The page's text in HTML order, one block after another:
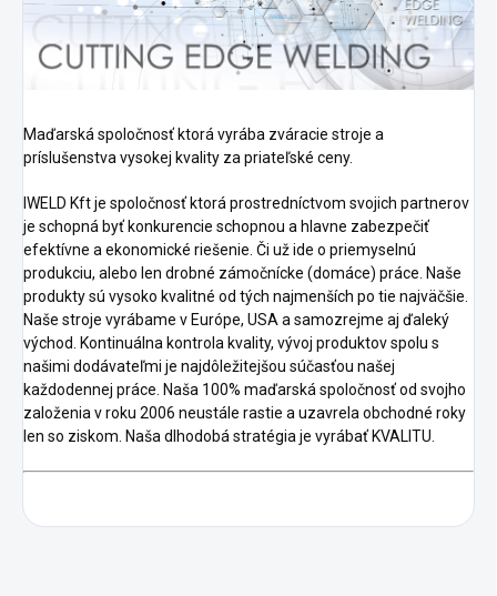
Maďarská spoločnosť ktorá vyrába zváracie stroje a
príslušenstva vysokej kvality za priateľské ceny.
IWELD Kft je spoločnosť ktorá prostredníctvom svojich partnerov
je schopná byť konkurencie schopnou a hlavne zabezpečiť
efektívne a ekonomické riešenie. Či už ide o priemyselnú
produkciu, alebo len drobné zámočnícke (domáce) práce. Naše
produkty sú vysoko kvalitné od tých najmenších po tie najväčšie.
Naše stroje vyrábame v Európe, USA a samozrejme aj ďaleký
východ. Kontinuálna kontrola kvality, vývoj produktov spolu s
našimi dodávateľmi je najdôležitejšou súčasťou našej
každodennej práce. Naša 100% maďarská spoločnosť od svojho
založenia v roku 2006 neustále rastie a uzavrela obchodné roky
len so ziskom. Naša dlhodobá stratégia je vyrábať KVALITU.